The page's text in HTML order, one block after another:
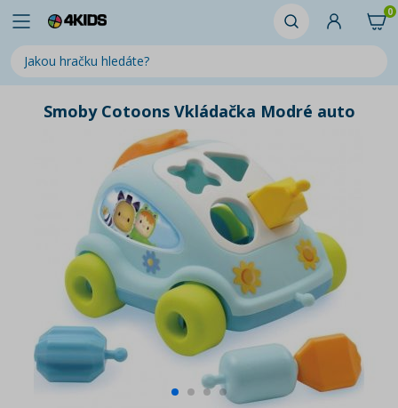
0
Smoby Cotoons Vkládačka Modré auto